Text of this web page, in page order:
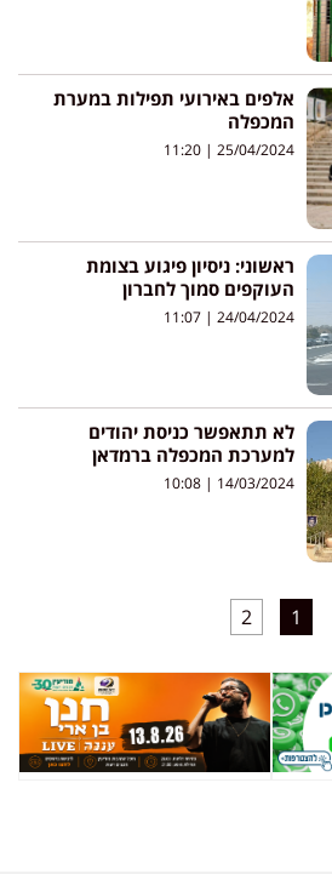
אלפים באירועי תפילות במערת
המכפלה
25/04/2024
ראשוני: ניסיון פיגוע בצומת
העוקפים סמוך לחברון
24/04/2024
לא תתאפשר כניסת יהודים
למערכת המכפלה ברמדאן
14/03/2024
1
2